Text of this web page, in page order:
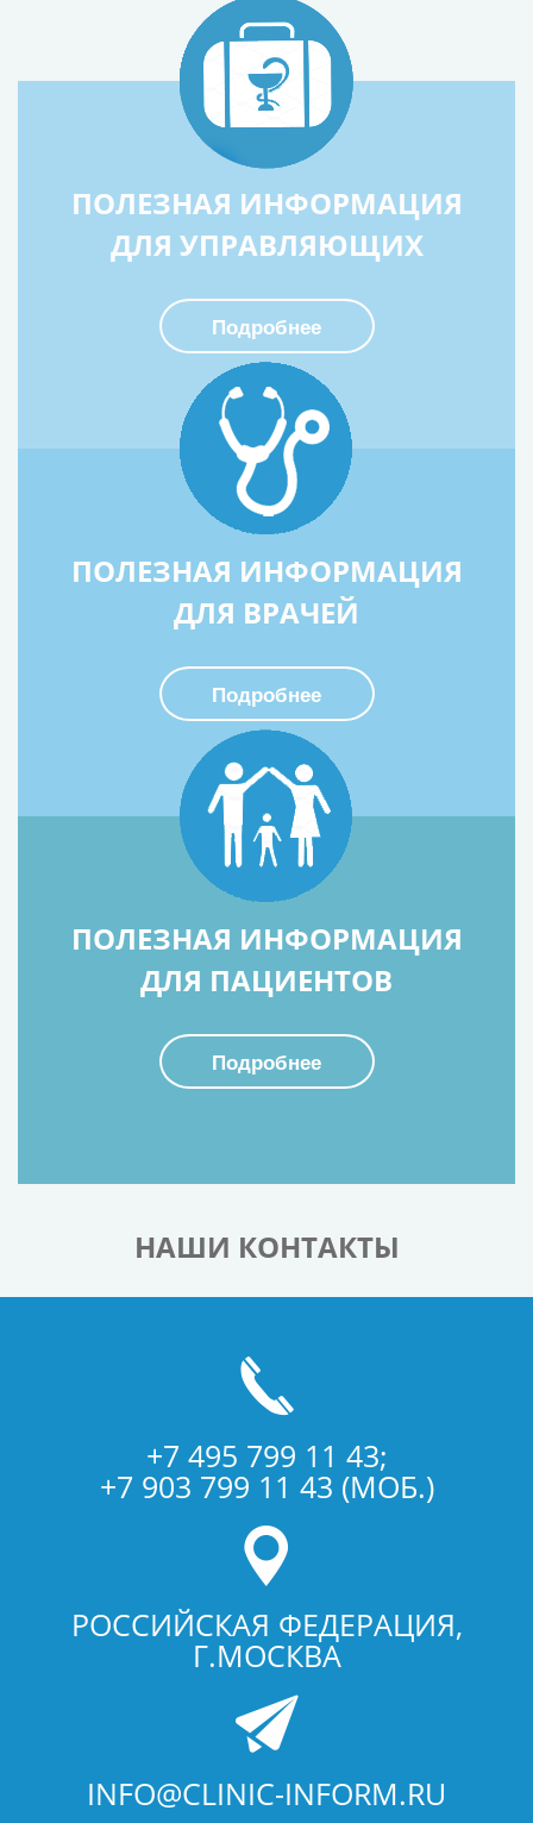
ПОЛЕЗНАЯ ИНФОРМАЦИЯ
ДЛЯ УПРАВЛЯЮЩИХ
Подробнее
ПОЛЕЗНАЯ ИНФОРМАЦИЯ
ДЛЯ ВРАЧЕЙ
Подробнее
ПОЛЕЗНАЯ ИНФОРМАЦИЯ
ДЛЯ ПАЦИЕНТОВ
Подробнее
НАШИ КОНТАКТЫ
+7 495 799 11 43;
+7 903 799 11 43 (МОБ.)
РОССИЙСКАЯ ФЕДЕРАЦИЯ,
Г.МОСКВА
INFO@CLINIC-INFORM.RU